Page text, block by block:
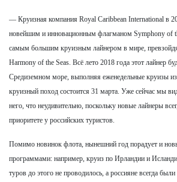
— Круизная компания Royal Caribbean International в
новейшим и инновационным флагманом Symphony of
самым большим круизным лайнером в мире,
Harmony of the Seas. Всё лето 2018 года этот лайнер
Средиземном море, выполняя еженедельные круизы
круизный поход состоится 31 марта. Уже сейчас мы
него, что неудивительно, поскольку новые лайнеры
приоритете у российских туристов.
Помимо новинок флота, нынешний год порадует и
программами: например, круиз по Ирландии и
туров до этого не проводилось, а россияне всегда